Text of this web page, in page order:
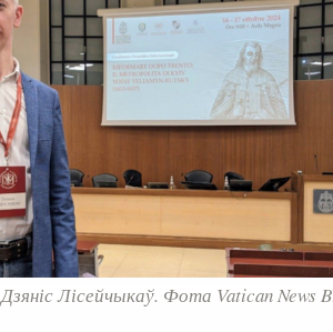
Дзяніс Лісейчыкаў. Фота Vatican News